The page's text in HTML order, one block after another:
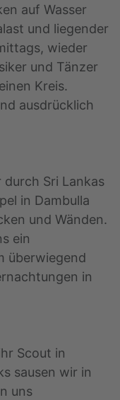
auf Wasser
und liegender
wieder
und Tänzer
Kreis.
ausdrücklich
Sri Lankas
in Dambulla
und Wänden.
ein
überwiegend
in
Scout in
sausen wir in
uns